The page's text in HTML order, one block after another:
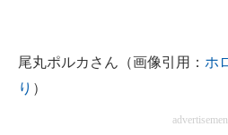
IT製品の技術・比較・事例
尾丸ポルカさん（画像引用： ホ
り ）